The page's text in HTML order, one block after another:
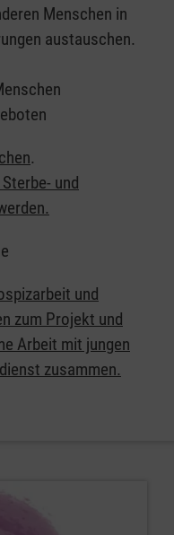
Menschen in
austauschen.
.
und
und
zum Projekt und
Arbeit mit jungen
zusammen.